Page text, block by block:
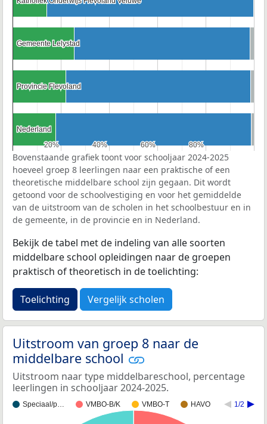
20%
20% 40%
40% 60%
60% 80%
80%
Gemeente Lelystad
Gemeente Lelystad
Provincie Flevoland
Provincie Flevoland
Nederland
Nederland
Bovenstaande grafiek toont voor schooljaar 2024-2025
hoeveel groep 8 leerlingen naar een praktische of een
theoretische middelbare school zijn gegaan. Dit wordt
getoond voor de schoolvestiging en voor het gemiddelde
van de uitstroom van de scholen in het schoolbestuur en in
de gemeente, in de provincie en in Nederland.
Bekijk de tabel met de indeling van alle soorten
middelbare school opleidingen naar de groepen
praktisch of theoretisch in de toelichting:
Toelichting Vergelijk scholen
Uitstroom van groep 8 naar de
middelbare school
Uitstroom naar type middelbareschool, percentage
leerlingen in schooljaar 2024-2025.
Speciaal/p… VMBO-B/K VMBO-T HAVO 1/2